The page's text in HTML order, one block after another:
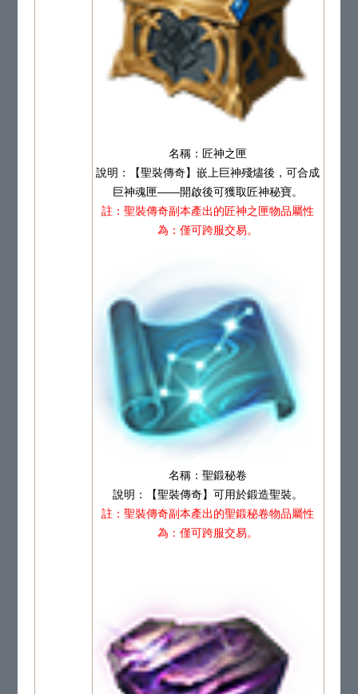
名稱：匠神之匣
說明：【聖裝傳奇】嵌上巨神殘燼後，可合成
巨神魂匣——開啟後可獲取匠神秘寶。
註：聖裝傳奇副本產出的匠神之匣物品屬性
為：僅可跨服交易。
名稱：聖鍛秘卷
說明：【聖裝傳奇】可用於鍛造聖裝。
註：聖裝傳奇副本產出的聖鍛秘卷物品屬性
為：僅可跨服交易。